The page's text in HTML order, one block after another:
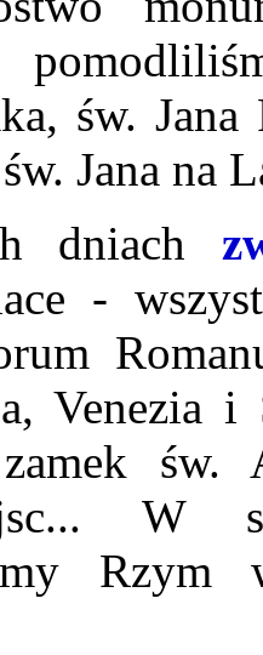
św.
Jana na
dniach
-
Venezia i
zamek
W